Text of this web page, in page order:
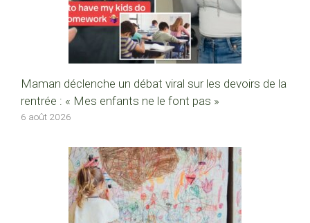
Maman déclenche un débat viral sur les devoirs de la
rentrée : « Mes enfants ne le font pas »
6 août 2026